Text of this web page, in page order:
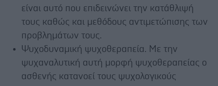
είναι αυτό που επιδεινώνει την κατάθλιψή
τους καθώς και μεθόδους αντιμετώπισης των
προβλημάτων τους.
Ψυχοδυναμική ψυχοθεραπεία. Με την
ψυχαναλυτική αυτή μορφή ψυχοθεραπείας ο
ασθενής κατανοεί τους ψυχολογικούς